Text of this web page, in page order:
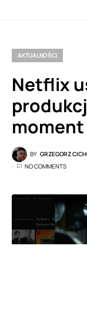
AKTUALNOŚCI
Netflix
BY GRZEGORZ
NO COMMENTS